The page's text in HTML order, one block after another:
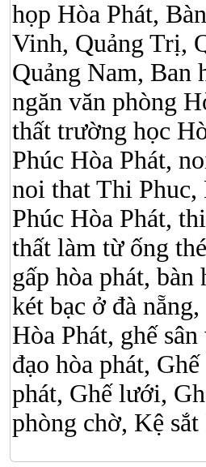
họp Hòa Phát,
Vinh, Quảng Trị,
Quảng Nam, Ban
ngăn văn phòng
thất trường học
Phúc Hòa Phát,
noi that Thi
Phúc Hòa Phát,
thất làm từ ống
gấp hòa phát, bàn
két bạc ở đà
Hòa Phát, ghế
đạo hòa phát,
phát, Ghế lưới,
phòng chờ, Kệ sắt